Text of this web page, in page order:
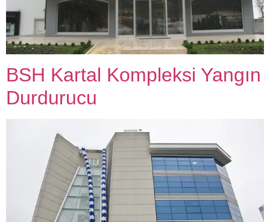
BSH Kartal Kompleksi Yangın
Durdurucu